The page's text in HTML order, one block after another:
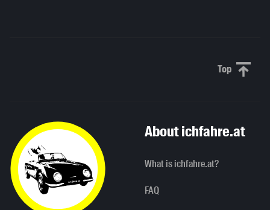
Top Scroll
About ichfahre.at
What is ichfahre.at?
FAQ